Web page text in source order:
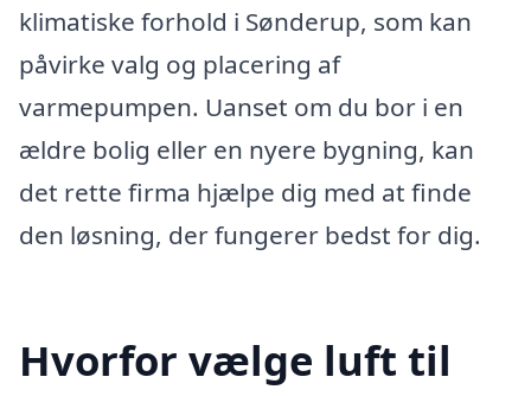
klimatiske forhold i Sønderup, som kan
påvirke valg og placering af
varmepumpen. Uanset om du bor i en
ældre bolig eller en nyere bygning, kan
det rette firma hjælpe dig med at finde
den løsning, der fungerer bedst for dig.
Hvorfor vælge luft til